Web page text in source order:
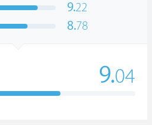
9.22
8.78
9.04